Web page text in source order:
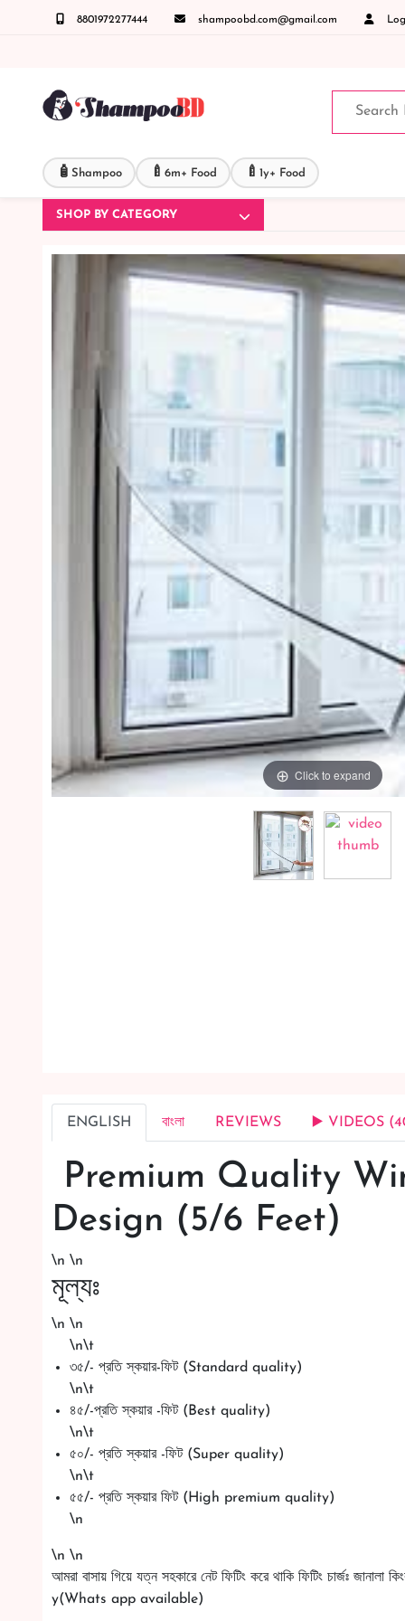
8801972277444 shampoobd.com@gmail.com
জিজ্ঞাসায় কল করুনঃ ( IMO + Whatsapp ) +8801972277444 সহজে অর্ডার করতে প্রোডাক্ট
🧴 Shampoo 🍼 6m+ Food 🍼 1y+ Food
SHOP BY CATEGORY
Click to expand
ENGLISH বাংলা REVIEWS ▶️ VIDEOS
Premium Quality
Design (5/6 Feet)
\n \n
মূল্যঃ
\n \n
\n\t
৩৫/- প্রতি স্কয়ার-ফিট (Standard quality)
\n\t
৪৫/-প্রতি স্কয়ার -ফিট (Best quality)
\n\t
৫০/- প্রতি স্কয়ার -ফিট (Super quality)
\n\t
৫৫/- প্রতি স্কয়ার ফিট (High premium quality)
\n
\n \n
আমরা বাসায় গিয়ে যত্ন সহকারে নেট ফিটিং করে থাকি ফিটিং চার্জঃ
y(Whats app available)